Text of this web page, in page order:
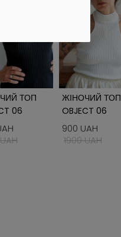
ТОП
06
ЖІНОЧИЙ ТОП
OBJECT 06
900 UAH
1900 UAH